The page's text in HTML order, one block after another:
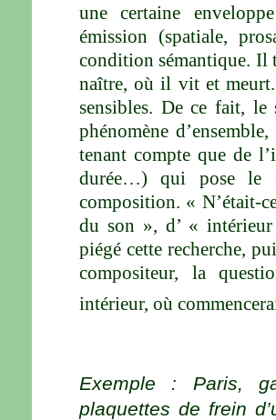
une certaine
émission (spatiale,
condition sémantique.
naître, où il vit et meurt.
sensibles. De ce fait, le
phénomène
tenant compte que de
durée…) qui pose le
composition. « N’était-
du son », d’ «
piégé cette recherche,
compositeur, la
intérieur, où
Exemple : Paris,
plaquettes de frein